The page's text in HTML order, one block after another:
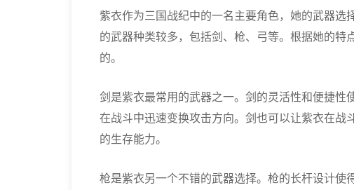
紫衣作为三国战纪中的一名主要角色，她的武器选
的武器种类较多，包括剑、枪、弓等。根据她的
的。
剑是紫衣最常用的武器之一。剑的灵活性和便捷性
在战斗中迅速变换攻击方向。剑也可以让紫衣在战
的生存能力。
枪是紫衣另一个不错的武器选择。枪的长杆设计使